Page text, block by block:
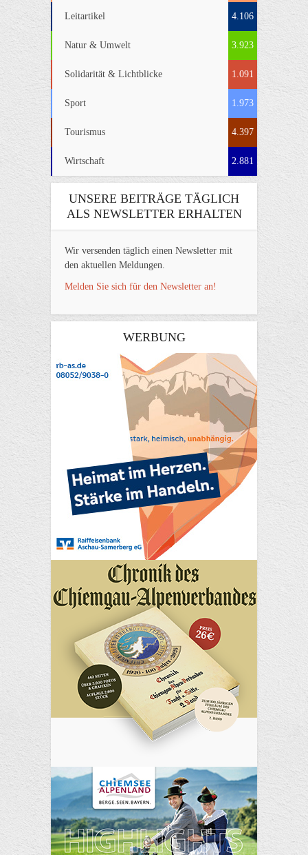
Leitartikel 4.106
Natur & Umwelt 3.923
Solidarität & Lichtblicke 1.091
Sport 1.973
Tourismus 4.397
Wirtschaft 2.881
UNSERE BEITRÄGE TÄGLICH
ALS NEWSLETTER ERHALTEN
Wir versenden täglich einen Newsletter mit
den aktuellen Meldungen.
Melden Sie sich für den Newsletter an!
WERBUNG